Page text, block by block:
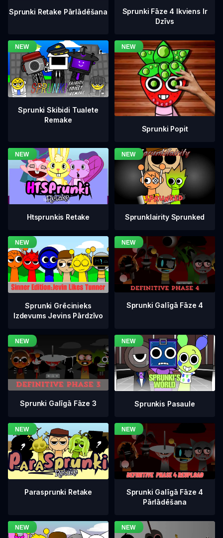
Sprunki Retake Pārlādēšana
Sprunki Fāze 4 Ikviens Ir
Dzīvs
Sprunki Skibidi Tualete
Remake
Sprunki Popit
Htsprunkis Retake Sprunklairity Sprunked
Sprunki Grēcinieks
Izdevums Jevins Pārdzīvo
Sprunki Galīgā Fāze 4
Sprunki Galīgā Fāze 3 Sprunkis Pasaule
Parasprunki Retake
Sprunki Galīgā Fāze 4
Pārlādēšana